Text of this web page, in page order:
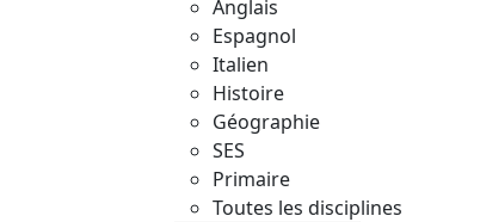
Anglais
Espagnol
Italien
Histoire
Géographie
SES
Primaire
Toutes les disciplines